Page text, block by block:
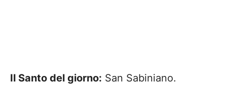
Il Santo del giorno: San Sabiniano.